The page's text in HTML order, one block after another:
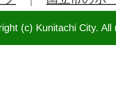
(c) Kunitachi City.